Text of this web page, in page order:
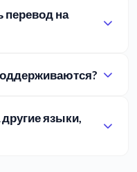
перевод на
языки,